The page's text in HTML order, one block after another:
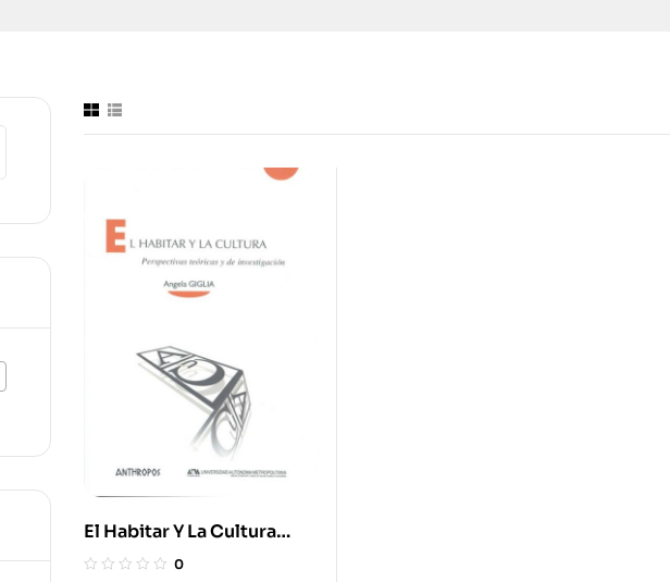
El Habitar Y La Cultura
Perspectivas Teóricas Y
0